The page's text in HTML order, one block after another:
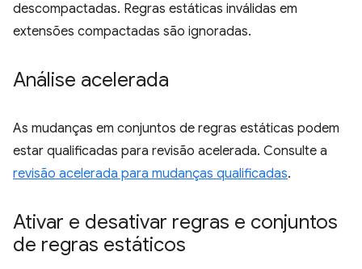
descompactadas. Regras estáticas inválidas em
extensões compactadas são ignoradas.
Análise acelerada
As mudanças em conjuntos de regras estáticas podem
estar qualificadas para revisão acelerada. Consulte a
revisão acelerada para mudanças qualificadas.
Ativar e desativar regras e conjuntos
de regras estáticos